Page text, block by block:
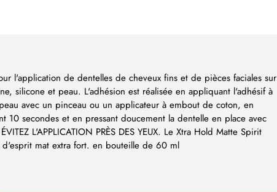
l'application de dentelles de cheveux fins et de pièces faciales sur
silicone et peau. L'adhésion est réalisée en appliquant l'adhésif à
avec un pinceau ou un applicateur à embout de coton, en
10 secondes et en pressant doucement la dentelle en place avec
L'APPLICATION PRÈS DES YEUX. Le Xtra Hold Matte Spirit
mat extra fort. en bouteille de 60 ml